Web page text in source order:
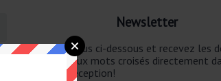
Newsletter
Abonnez-vous ci-dessous et recevez les
réponses aux mots croisés directement
boîte de réception!